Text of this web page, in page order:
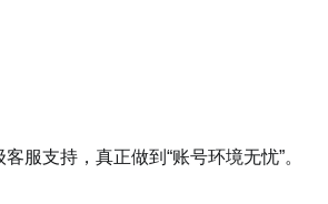
服支持，真正做到“账号环境无忧”。